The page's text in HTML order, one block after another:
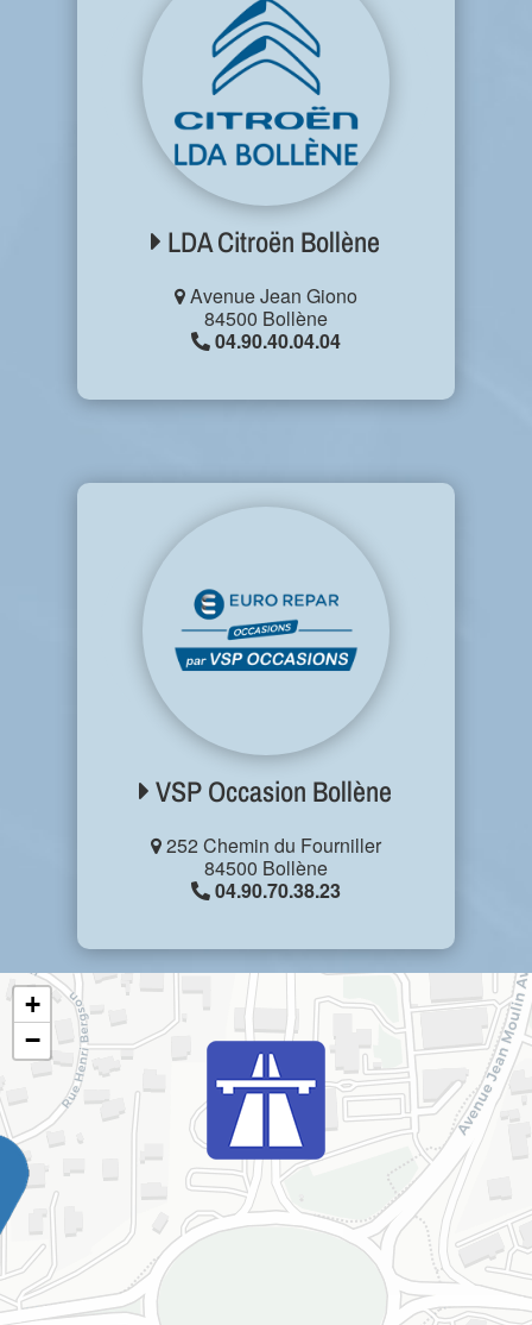
LDA Citroën Bollène
Avenue Jean Giono
84500 Bollène
04.90.40.04.04
VSP Occasion Bollène
252 Chemin du Fourniller
84500 Bollène
04.90.70.38.23
+
−